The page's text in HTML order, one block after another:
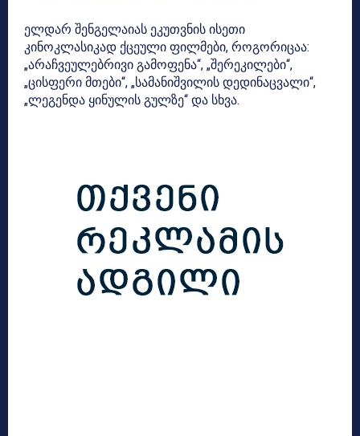
ელდარ შენგელაიას ეკუთვნის ისეთი
კინოკლასიკად ქცეული ფილმები, როგორიცაა:
„არაჩვეულებრივი გამოფენა“, „შერეკილები“,
„ცისფერი მთები“, „სამანიშვილის დედინაცვალი“,
„ლეგენდა ყინულის გულზე“ და სხვა.